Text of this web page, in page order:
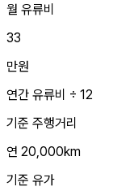
월 유류비
33
만원
연간 유류비 ÷ 12
기준 주행거리
연 20,000km
기준 유가